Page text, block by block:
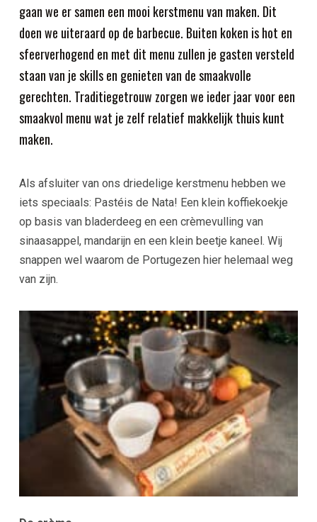
gaan we er samen een mooi kerstmenu van maken. Dit
doen we uiteraard op de barbecue. Buiten koken is hot en
sfeerverhogend en met dit menu zullen je gasten versteld
staan van je skills en genieten van de smaakvolle
gerechten. Traditiegetrouw zorgen we ieder jaar voor een
smaakvol menu wat je zelf relatief makkelijk thuis kunt
maken.
Als afsluiter van ons driedelige kerstmenu hebben we
iets speciaals: Pastéis de Nata! Een klein koffiekoekje
op basis van bladerdeeg en een crèmevulling van
sinaasappel, mandarijn en een klein beetje kaneel. Wij
snappen wel waarom de Portugezen hier helemaal weg
van zijn.